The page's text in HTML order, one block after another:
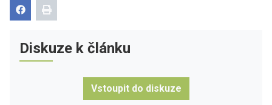
Diskuze k článku
Vstoupit do diskuze